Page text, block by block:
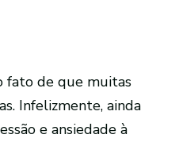
fato de que muitas
Infelizmente, ainda
e ansiedade à